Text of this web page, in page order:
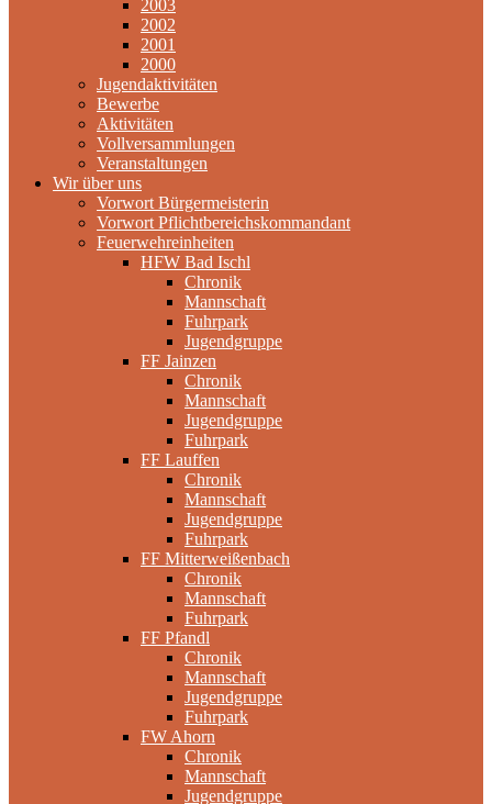
2003
2002
2001
2000
Jugendaktivitäten
Bewerbe
Aktivitäten
Vollversammlungen
Veranstaltungen
Wir über uns
Vorwort Bürgermeisterin
Vorwort Pflichtbereichskommandant
Feuerwehreinheiten
HFW Bad Ischl
Chronik
Mannschaft
Fuhrpark
Jugendgruppe
FF Jainzen
Chronik
Mannschaft
Jugendgruppe
Fuhrpark
FF Lauffen
Chronik
Mannschaft
Jugendgruppe
Fuhrpark
FF Mitterweißenbach
Chronik
Mannschaft
Fuhrpark
FF Pfandl
Chronik
Mannschaft
Jugendgruppe
Fuhrpark
FW Ahorn
Chronik
Mannschaft
Jugendgruppe